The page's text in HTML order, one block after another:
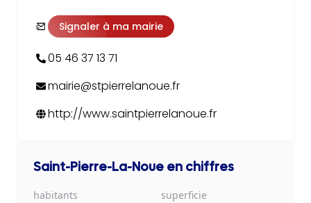
Signaler à ma mairie
05 46 37 13 71
mairie@stpierrelanoue.fr
http://www.saintpierrelanoue.fr
Saint-Pierre-La-Noue en chiffres
habitants superficie